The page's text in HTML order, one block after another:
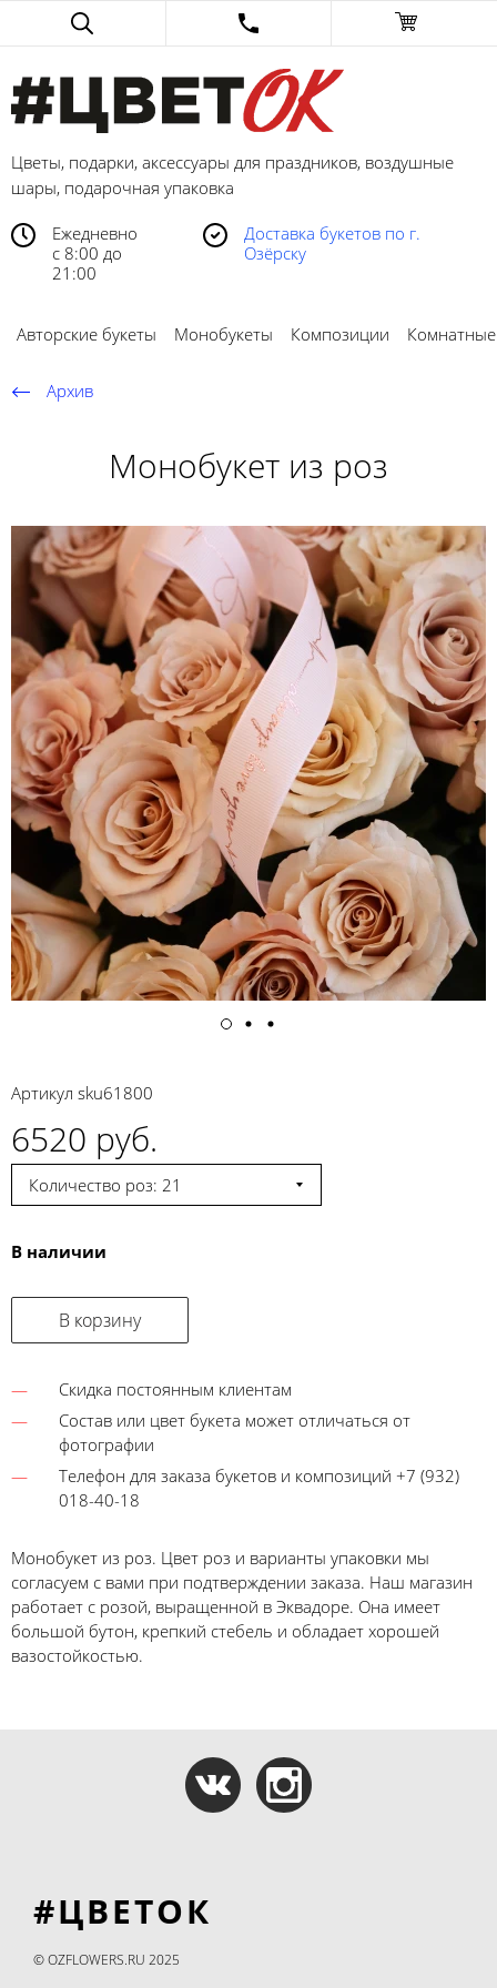
Цветы, подарки, аксессуары для праздников, воздушные
шары, подарочная упаковка
Ежедневно
с 8:00 до
21:00
Доставка букетов по г.
Озёрску
Авторские букеты Монобукеты Композиции
Архив
Монобукет из роз
Артикул sku61800
6520 руб.
Количество роз: 21
В наличии
В корзину
Скидка постоянным клиентам
Состав или цвет букета может отличаться от
фотографии
Телефон для заказа букетов и композиций +7 (932)
018-40-18
Монобукет из роз. Цвет роз и варианты упаковки мы
согласуем с вами при подтверждении заказа. Наш магазин
работает с розой, выращенной в Эквадоре. Она имеет
большой бутон, крепкий стебель и обладает хорошей
вазостойкостью.
#ЦВЕТОК
© OZFLOWERS.RU 2025